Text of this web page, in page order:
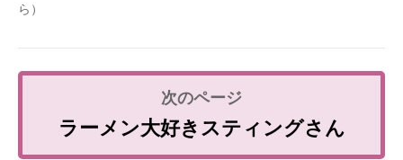
ら）
ラーメン大好きスティングさん